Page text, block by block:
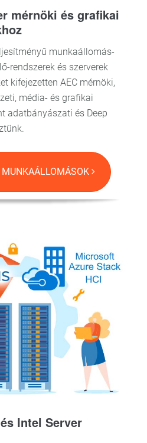
mérnöki és grafikai
munkaállomás-
rendszerek és szerverek
kifejezetten AEC mérnöki,
média- és grafikai
adatbányászati és Deep
Intel Server